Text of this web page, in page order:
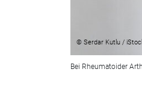
© Serdar Kutlu /
Bei Rheumatoider